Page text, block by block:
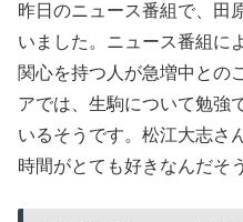
昨日のニュース番組で、田
いました。ニュース番組に
関心を持つ人が急増中との
アでは、生駒について勉強
いるそうです。松江大志さ
時間がとても好きなんだそ